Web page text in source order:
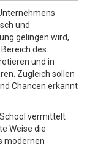
und
gelingen wird,
des
und in
Zugleich sollen
Chancen erkannt
vermittelt
Weise die
modernen